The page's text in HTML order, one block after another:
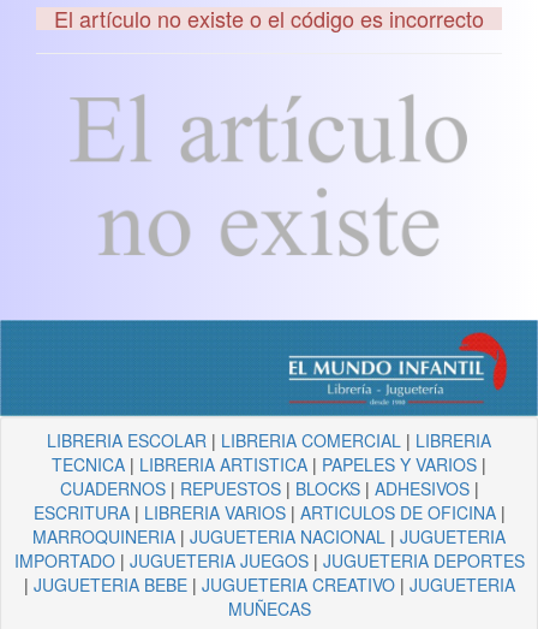
El artículo no existe o el código es incorrecto
LIBRERIA ESCOLAR | LIBRERIA COMERCIAL | LIBRERIA
TECNICA | LIBRERIA ARTISTICA | PAPELES Y VARIOS |
CUADERNOS| REPUESTOS| BLOCKS| ADHESIVOS|
ESCRITURA| LIBRERIA VARIOS| ARTICULOS DE OFICINA|
MARROQUINERIA | JUGUETERIA NACIONAL | JUGUETERIA
IMPORTADO| JUGUETERIA JUEGOS| JUGUETERIA DEPORTES
| JUGUETERIA BEBE| JUGUETERIA CREATIVO| JUGUETERIA
MUÑECAS